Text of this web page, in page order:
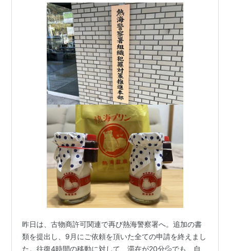
昨日は、古物商許可関連で再び熱海警察署へ。追加の書
類を提出し、9月にご依頼を頂いた全ての申請を終えまし
た。往復4時間の移動に対して、滞在が20分💦でも、自